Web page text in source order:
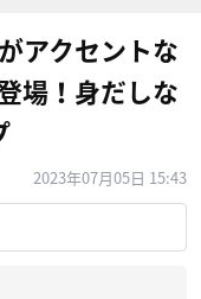
アクセントな
場！身だしな
2023年07月05日 15:43